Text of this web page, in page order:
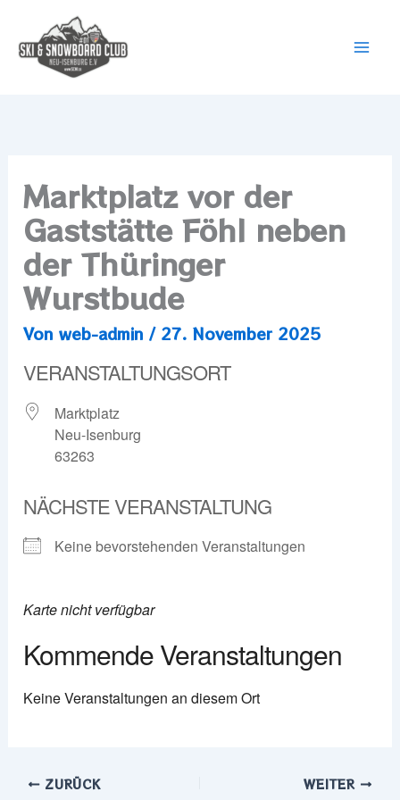
Inhalt
springen
Marktplatz vor der
Gaststätte Föhl neben
der Thüringer
Wurstbude
Vonweb-admin/ 27. November 2025
VERANSTALTUNGSORT
Marktplatz
Neu-Isenburg
63263
NÄCHSTE VERANSTALTUNG
Keine bevorstehenden Veranstaltungen
Karte nicht verfügbar
Kommende Veranstaltungen
Keine Veranstaltungen an diesem Ort
ZURÜCK WEITER